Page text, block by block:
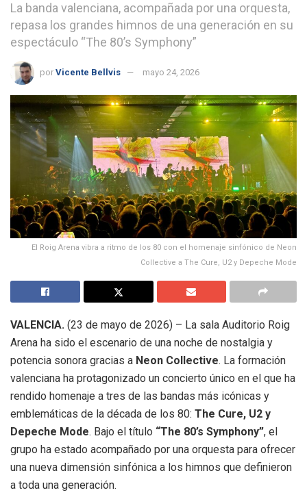
La banda valenciana, acompañada por una orquesta,
repasa los grandes himnos de una generación en su
espectáculo “The 80’s Symphony”
por Vicente Bellvis mayo 24, 2026
El Roig Arena vibra a ritmo de los 80 con el homenaje sinfónico de Neon
Collective a The Cure, U2 y Depeche Mode
VALENCIA. (23 de mayo de 2026) – La sala Auditorio Roig
Arena ha sido el escenario de una noche de nostalgia y
potencia sonora gracias a Neon Collective. La formación
valenciana ha protagonizado un concierto único en el que ha
rendido homenaje a tres de las bandas más icónicas y
emblemáticas de la década de los 80: The Cure, U2 y
Depeche Mode. Bajo el título “The 80’s Symphony”, el
grupo ha estado acompañado por una orquesta para ofrecer
una nueva dimensión sinfónica a los himnos que definieron
a toda una generación.